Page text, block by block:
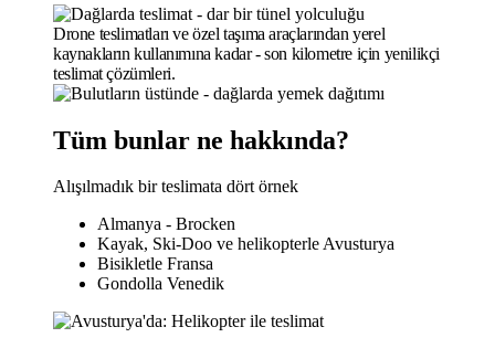
Drone teslimatları ve özel taşıma araçlarından yerel
kaynakların kullanımına kadar - son kilometre için yenilikçi
teslimat çözümleri.
Tüm bunlar ne hakkında?
Alışılmadık bir teslimata dört örnek
Almanya - Brocken
Kayak, Ski-Doo ve helikopterle Avusturya
Bisikletle Fransa
Gondolla Venedik